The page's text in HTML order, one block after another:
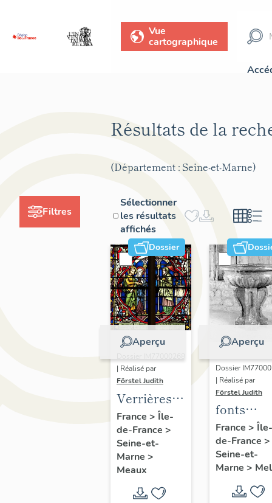
Vue
cartographique
Filtres
Résultats de la
(Département : Seine-et-Marne)
Sélectionner
les résultats
affichés
Dossier
Aperçu
| Réalisé par
Förstel Judith
Verrières
de la
chapelle
axiale
France > Île-
de-France >
Seine-et-
Marne >
Meaux
Aperçu
Dossier
| Réalisé par
Förstel Judith
fonts
France > Île-
de-France >
Seine-et-
Marne >